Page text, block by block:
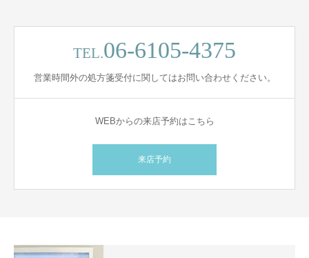
TEL.06-6105-4375
営業時間外の処方箋受付に関してはお問い合わせください。
WEBからの来店予約はこちら
来店予約